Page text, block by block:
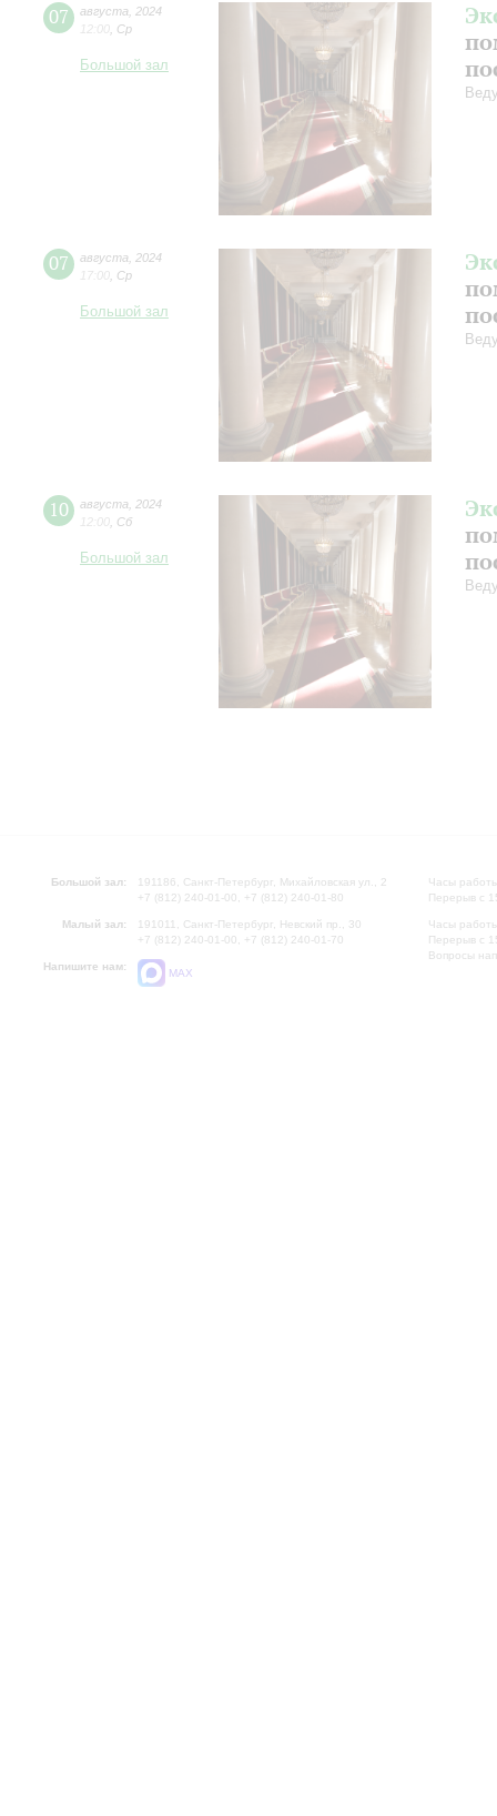
07 августа
2024
12:00 Ср
Большой зал
07 августа
2024
17:00 Ср
Большой зал
10 августа
2024
12:00 Сб
Большой зал
Большой зал:
191186, Санкт-Петербург, Михайловская ул., 2
+7 (812) 240-01-00, +7 (812) 240-01-80
Малый зал:
191011, Санкт-Петербург, Невский пр., 30
+7 (812) 240-01-00, +7 (812) 240-01-70
Напишите нам:
MAX
Часы
Перерыв с
Часы
Перерыв с
Вопросы